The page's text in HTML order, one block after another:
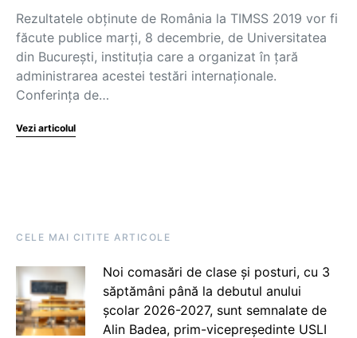
Rezultatele obținute de România la TIMSS 2019 vor fi
făcute publice marți, 8 decembrie, de Universitatea
din București, instituția care a organizat în țară
administrarea acestei testări internaționale.
Conferința de…
Vezi articolul
CELE MAI CITITE ARTICOLE
Noi comasări de clase și posturi, cu 3
săptămâni până la debutul anului
școlar 2026-2027, sunt semnalate de
Alin Badea, prim-vicepreședinte USLI